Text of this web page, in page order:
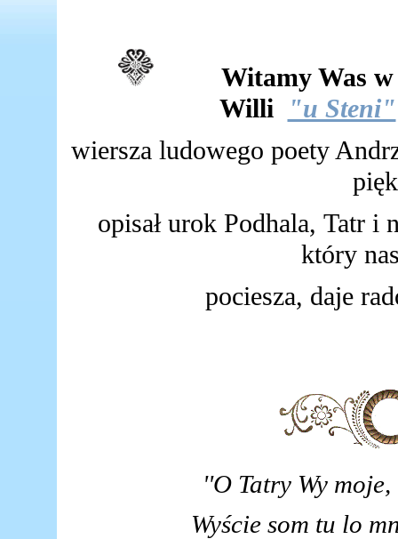
Witamy Was
Willi
"u Steni"
wiersza ludowego poety
opisał urok Podhala, Tatr i
który
pociesza, daje
''O Tatry Wy
Wyście som tu lo